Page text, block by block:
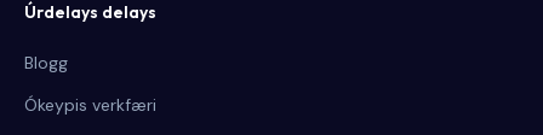
Úrdelays delays
Blogg
Ókeypis verkfæri